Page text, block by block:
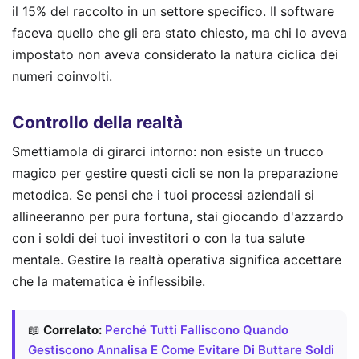
il 15% del raccolto in un settore specifico. Il software
faceva quello che gli era stato chiesto, ma chi lo aveva
impostato non aveva considerato la natura ciclica dei
numeri coinvolti.
Controllo della realtà
Smettiamola di girarci intorno: non esiste un trucco
magico per gestire questi cicli se non la preparazione
metodica. Se pensi che i tuoi processi aziendali si
allineeranno per pura fortuna, stai giocando d'azzardo
con i soldi dei tuoi investitori o con la tua salute
mentale. Gestire la realtà operativa significa accettare
che la matematica è inflessibile.
📖 Correlato: Perché Tutti Falliscono Quando
Gestiscono Annalisa E Come Evitare Di Buttare Soldi